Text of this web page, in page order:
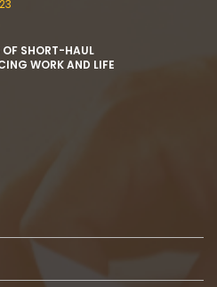
OF SHORT-HAUL
WORK AND LIFE